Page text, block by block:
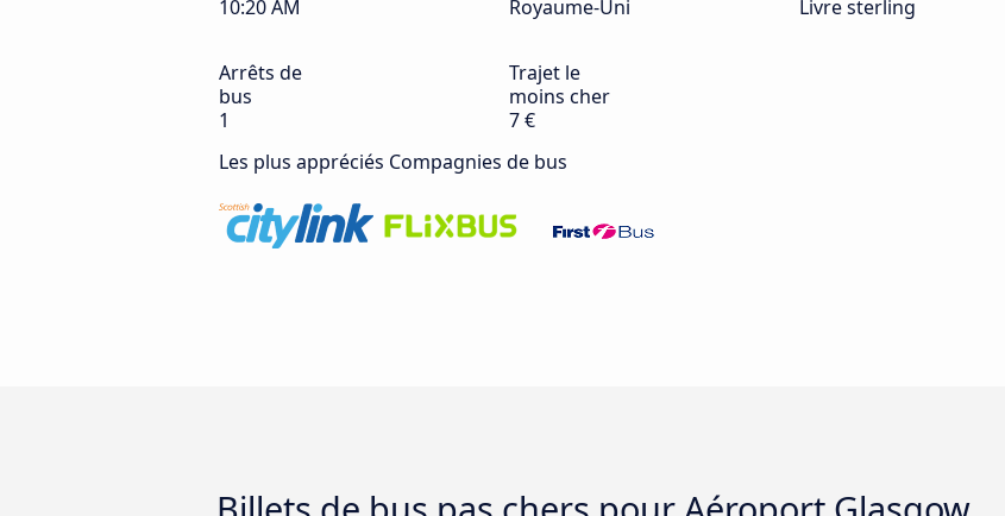
10:20 AM
Royaume-Uni
Livre sterling
Arrêts de
bus
1
Trajet le
moins cher
7 €
Les plus appréciés Compagnies de bus